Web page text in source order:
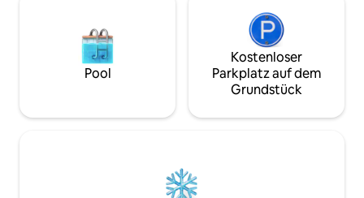
Pool
Kostenloser
Parkplatz auf dem
Grundstück